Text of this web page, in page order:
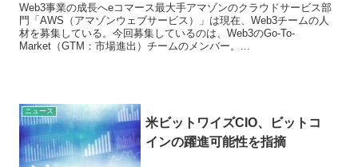
Web3事業の成長へeコマース最大手アマゾンのクラウドサービス部
門「AWS（アマゾンウェブサービス）」は現在、Web3チームの人
材を募集している。今回募集しているのは、Web3のGo-To-
Market（GTM：市場進出）チームのメンバー。...
ニュース
米ビットワイズCIO、ビットコ
インの躍進可能性を指摘